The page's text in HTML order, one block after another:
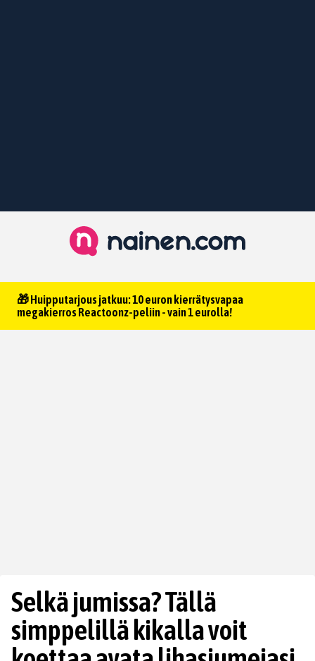
🎁 Huipputarjous jatkuu: 10 euron kierrätysvapaa
megakierros Reactoonz-peliin - vain 1 eurolla!
Selkä jumissa? Tällä
simppelillä kikalla voit